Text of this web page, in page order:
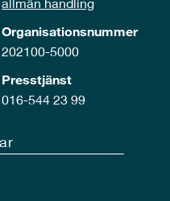
Organisationsnummer
202100-5000
Presstjänst
016-544 23 99